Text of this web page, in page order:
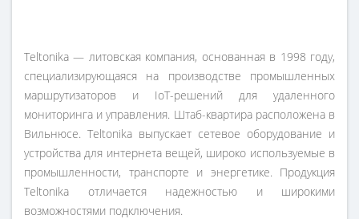
Teltonika — литовская компания, основанная в 1998 году,
специализирующаяся на производстве промышленных
маршрутизаторов и IoT-решений для удаленного
мониторинга и управления. Штаб-квартира расположена в
Вильнюсе. Teltonika выпускает сетевое оборудование и
устройства для интернета вещей, широко используемые в
промышленности, транспорте и энергетике. Продукция
Teltonika отличается надежностью и широкими
возможностями подключения.